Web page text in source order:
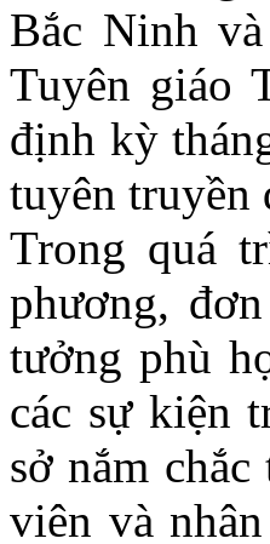
Bắc Ninh
Tuyên giáo
định kỳ
tuyên truyền
Trong quá
phương,
tưởng phù
các sự kiện
sở nắm
viên và